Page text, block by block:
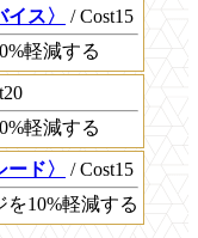
ス〉
/ Cost15
軽減する
軽減する
ド〉
/ Cost15
10%軽減する